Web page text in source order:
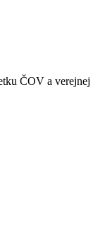
ČOV a verejnej